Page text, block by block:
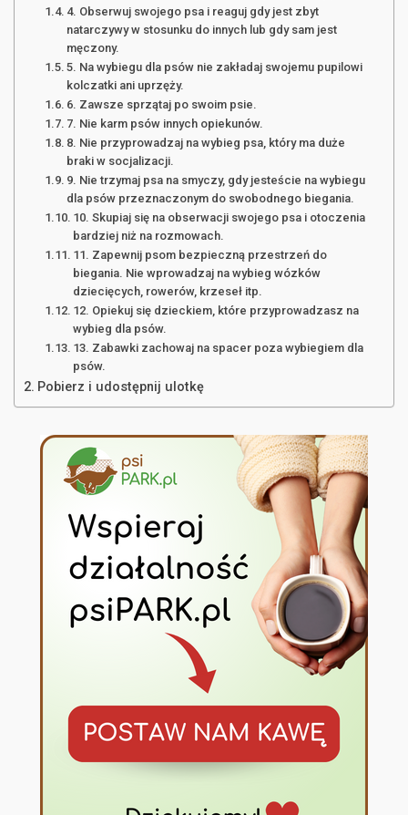
4. Obserwuj swojego psa i reaguj gdy jest zbyt
natarczywy w stosunku do innych lub gdy sam jest
męczony.
5. Na wybiegu dla psów nie zakładaj swojemu pupilowi
kolczatki ani uprzęży.
6. Zawsze sprzątaj po swoim psie.
7. Nie karm psów innych opiekunów.
8. Nie przyprowadzaj na wybieg psa, który ma duże
braki w socjalizacji.
9. Nie trzymaj psa na smyczy, gdy jesteście na wybiegu
dla psów przeznaczonym do swobodnego biegania.
10. Skupiaj się na obserwacji swojego psa i otoczenia
bardziej niż na rozmowach.
11. Zapewnij psom bezpieczną przestrzeń do
biegania. Nie wprowadzaj na wybieg wózków
dziecięcych, rowerów, krzeseł itp.
12. Opiekuj się dzieckiem, które przyprowadzasz na
wybieg dla psów.
13. Zabawki zachowaj na spacer poza wybiegiem dla
psów.
Pobierz i udostępnij ulotkę